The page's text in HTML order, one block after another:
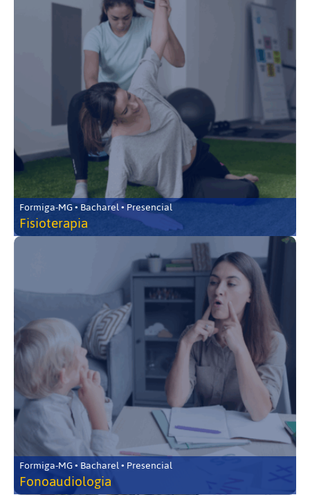
Formiga-MG • Bacharel • Presencial
Fisioterapia
Formiga-MG • Bacharel • Presencial
Fonoaudiologia